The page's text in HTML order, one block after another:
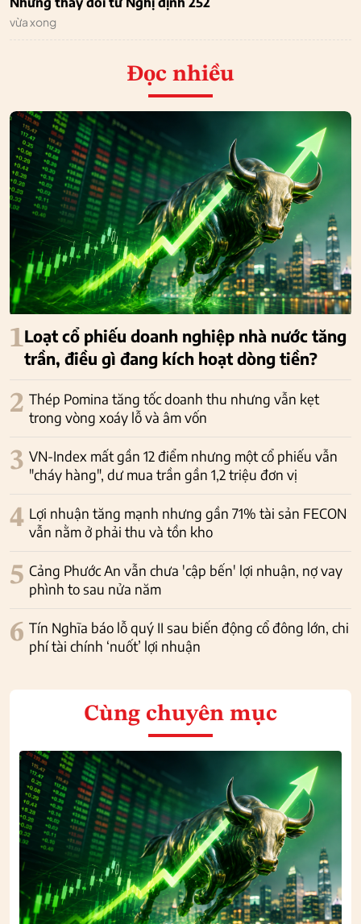
vừa xong
Đọc nhiều
1Loạt cổ phiếu doanh nghiệp nhà nước tăng
trần, điều gì đang kích hoạt dòng tiền?
2 Thép Pomina tăng tốc doanh thu nhưng vẫn kẹt
trong vòng xoáy lỗ và âm vốn
3 VN-Index mất gần 12 điểm nhưng một cổ phiếu vẫn
"cháy hàng", dư mua trần gần 1,2 triệu đơn vị
4 Lợi nhuận tăng mạnh nhưng gần 71% tài sản FECON
vẫn nằm ở phải thu và tồn kho
5 Cảng Phước An vẫn chưa 'cập bến' lợi nhuận, nợ vay
phình to sau nửa năm
6 Tín Nghĩa báo lỗ quý II sau biến động cổ đông lớn, chi
phí tài chính ‘nuốt’ lợi nhuận
Cùng chuyên mục